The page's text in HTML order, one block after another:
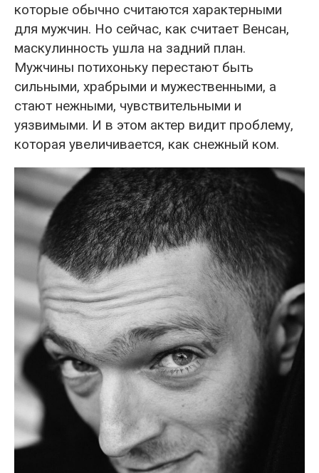
которые обычно считаются характерными
для мужчин. Но сейчас, как считает Венсан,
маскулинность ушла на задний план.
Мужчины потихоньку перестают быть
сильными, храбрыми и мужественными, а
стают нежными, чувствительными и
уязвимыми. И в этом актер видит проблему,
которая увеличивается, как снежный ком.